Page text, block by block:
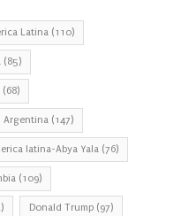
Latina (110)
(85)
(68)
Argentina (147)
latina-Abya Yala (76)
(109)
Donald Trump (97)